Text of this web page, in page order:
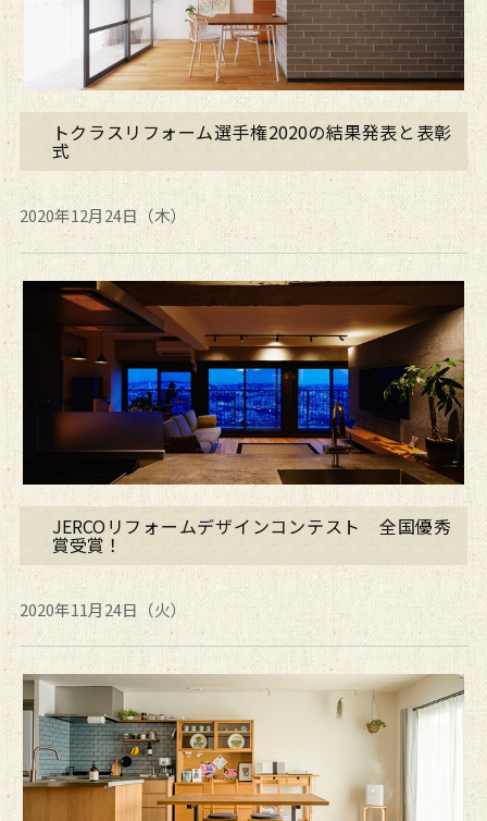
トクラスリフォーム選手権2020の結果発表と表彰
式
2020年12月24日（木）
JERCOリフォームデザインコンテスト 全国優秀
賞受賞！
2020年11月24日（火）